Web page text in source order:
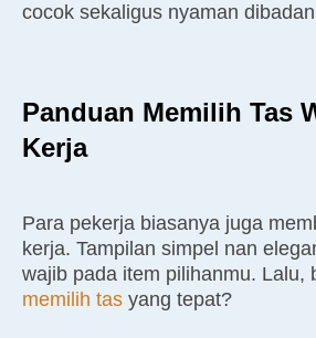
cocok sekaligus nyaman
Panduan Memilih Tas
Kerja
Para pekerja biasanya juga
kerja. Tampilan simpel nan
wajib pada item pilihanmu. Lalu,
memilih tas yang tepat?